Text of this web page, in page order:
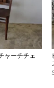
ャーチチェ